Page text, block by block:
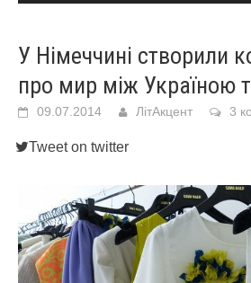
У Німеччині створили
про мир між Україною
09.07.2014 ЛітАкцент 3
Tweet on twitter